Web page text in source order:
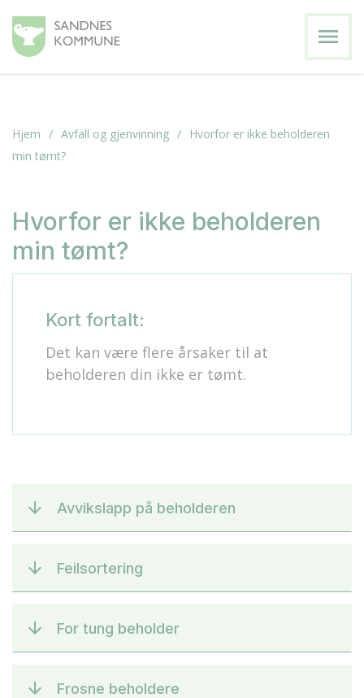
menu
Hjem Avfall og gjenvinning
Hvorfor er ikke beholderen
min tømt?
Hvorfor er ikke beholderen
min tømt?
Kort fortalt:
Det kan være flere årsaker til at
beholderen din ikke er tømt.
Avvikslapp på beholderen
Feilsortering
For tung beholder
Frosne beholdere